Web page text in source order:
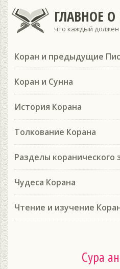
ГЛАВНОЕ
что каждый должен
Коран и предыдущие
Коран и Сунна
История Корана
Толкование Корана
Разделы коранического
Чудеса Корана
Чтение и изучение
Сура